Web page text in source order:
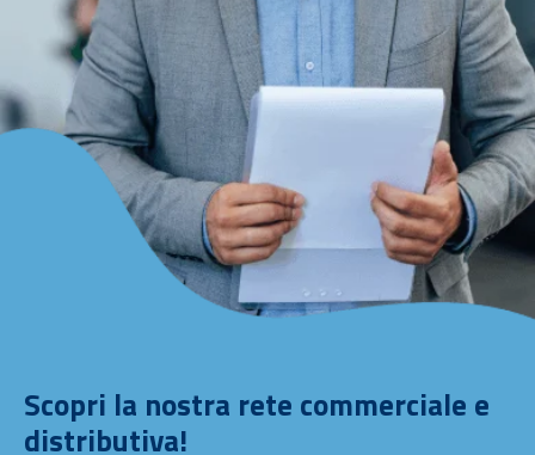
Scopri la nostra rete commerciale e
distributiva!